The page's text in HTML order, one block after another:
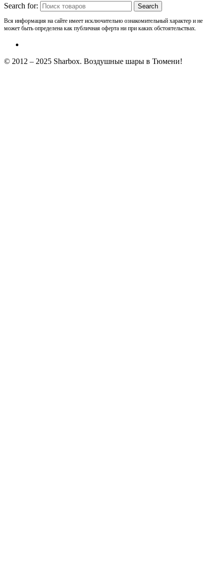
Search for:
Вся информация на сайте имеет исключительно ознакомительный характер и не
может быть определена как публичная оферта ни при каких обстоятельствах.
© 2012 – 2025 Sharbox. Воздушные шары в Тюмени!